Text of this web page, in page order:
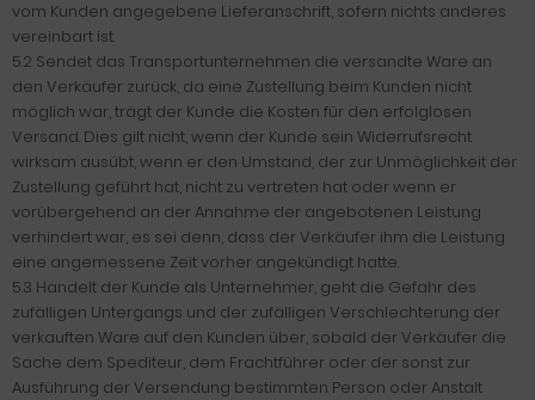
vom Kunden angegebene Lieferanschrift, sofern nichts anderes
vereinbart ist.
5.2 Sendet das Transportunternehmen die versandte Ware an
den Verkäufer zurück, da eine Zustellung beim Kunden nicht
möglich war, trägt der Kunde die Kosten für den erfolglosen
Versand. Dies gilt nicht, wenn der Kunde sein Widerrufsrecht
wirksam ausübt, wenn er den Umstand, der zur Unmöglichkeit der
Zustellung geführt hat, nicht zu vertreten hat oder wenn er
vorübergehend an der Annahme der angebotenen Leistung
verhindert war, es sei denn, dass der Verkäufer ihm die Leistung
eine angemessene Zeit vorher angekündigt hatte.
5.3 Handelt der Kunde als Unternehmer, geht die Gefahr des
zufälligen Untergangs und der zufälligen Verschlechterung der
verkauften Ware auf den Kunden über, sobald der Verkäufer die
Sache dem Spediteur, dem Frachtführer oder der sonst zur
Ausführung der Versendung bestimmten Person oder Anstalt